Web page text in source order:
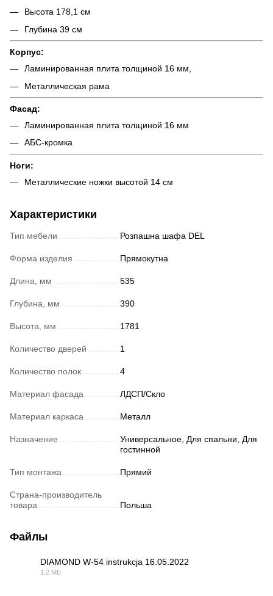
Высота 178,1 см
Глубина 39 см
Корпус:
Ламинированная плита толщиной 16 мм,
Металлическая рама
Фасад:
Ламинированная плита толщиной 16 мм
АБС-кромка
Ноги:
Металлические ножки высотой 14 см
Характеристики
Тип мебели Розпашна шафа DEL
Форма изделия Прямокутна
Длина, мм 535
Глубина, мм 390
Высота, мм 1781
Количество дверей 1
Количество полок 4
Материал фасада ЛДСП/Скло
Материал каркаса Металл
Назначение
Универсальное, Для спальни, Для
гостинной
Тип монтажа Прямий
Страна-производитель
товара
Польша
Файлы
DIAMOND W-54 instrukcja 16.05.2022
1.2 МБ